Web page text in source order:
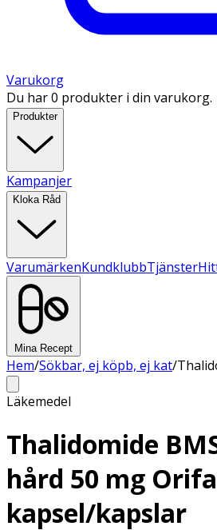
Varukorg
Du har 0 produkter i din varukorg.
Produkter
Kampanjer
Kloka Råd
VarumärkenKundklubbTjänster
Mina Recept
Hem/Sökbar, ej köpb, ej kat/
Läkemedel
Thalidomide
hård 50 mg
kapsel/kapslar